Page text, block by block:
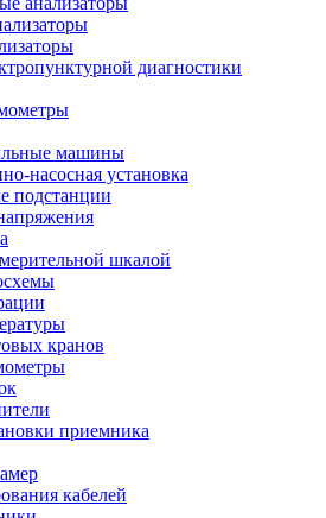
диагностики
машины
насосная установка
подстанции
шкалой
кранов
приемника
кабелей